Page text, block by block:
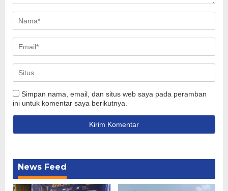
Simpan nama, email, dan situs web saya pada peramban
ini untuk komentar saya berikutnya.
News Feed